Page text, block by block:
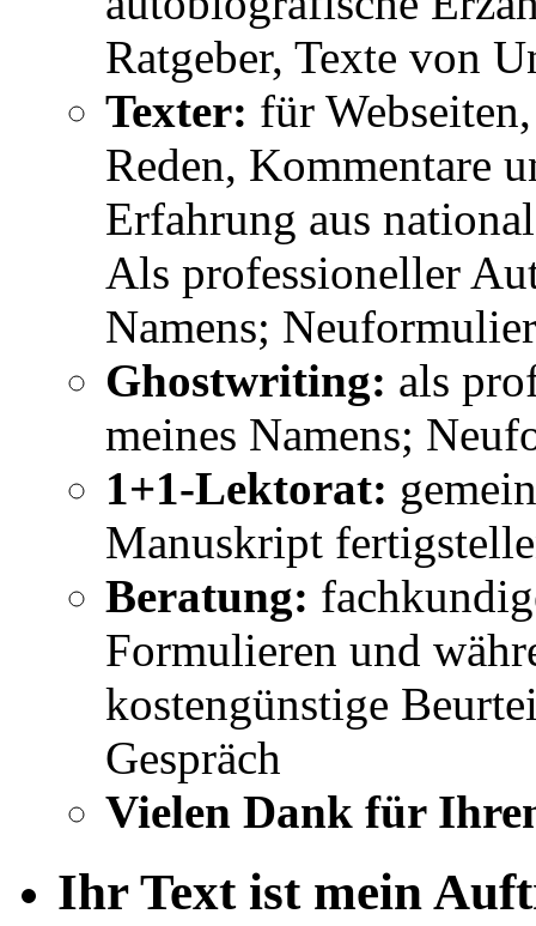
Ratgeber, Texte von
Texter: für
Reden, Kommentare
Erfahrung aus
Als professioneller
Namens;
Ghostwriting: als
meines Namens;
1+1-Lektorat:
Manuskript
Beratung:
Formulieren und
kostengünstige
Gespräch
Vielen Dank für
Ihr Text ist mein